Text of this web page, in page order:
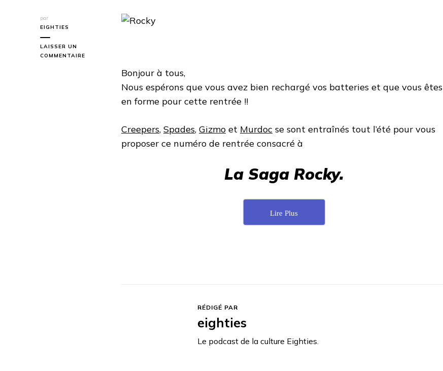
par
EIGHTIES
LAISSER UN
COMMENTAIRE
Bonjour à tous,
Nous espérons que vous avez bien rechargé vos batteries et que vous êtes
en forme pour cette rentrée !!
Creepers, Spades, Gizmo et Murdoc se sont entraînés tout l’été pour vous
proposer ce numéro de rentrée consacré à
La Saga Rocky.
Lire Plus
RÉDIGÉ PAR
eighties
Le podcast de la culture Eighties.